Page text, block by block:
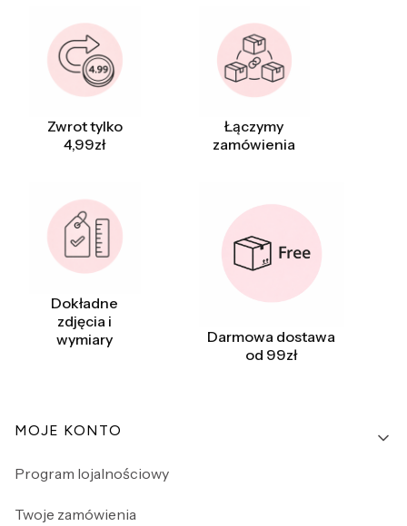
Zwrot tylko
4,99zł
Łączymy
zamówienia
Dokładne
zdjęcia i
wymiary
Darmowa dostawa
od 99zł
Linki w stopce
MOJE KONTO
Program lojalnościowy
Twoje zamówienia